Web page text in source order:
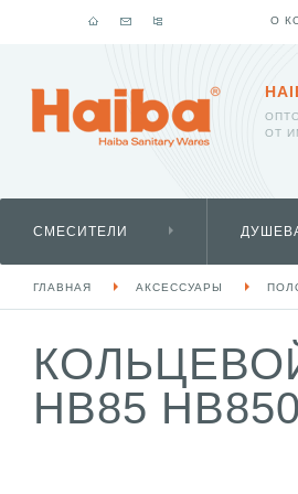
ОТ
СМЕСИТЕЛИ
ГЛАВНАЯ АКСЕССУАРЫ
HB85
О